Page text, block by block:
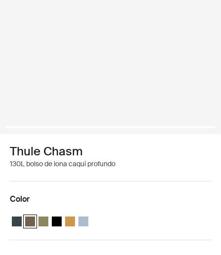
Thule Chasm
130L bolso de lona caqui profundo
Color
Thule Chasm 130L duffel Azul oscuro
Thule Chasm 130L duffel Caqui oscuro (selected)
Thule Chasm 130L duffel Verde olivino
Thule Chasm 130L duffel Negro
Thule Chasm 130L duffel Dorado
Thule Chasm 130L duffel Gris estanque